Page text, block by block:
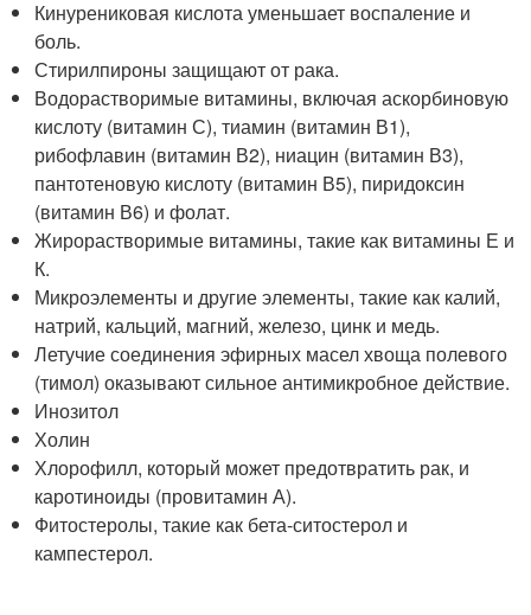
Кинурениковая кислота уменьшает воспаление и
боль.
Стирилпироны защищают от рака.
Водорастворимые витамины, включая аскорбиновую
кислоту (витамин С), тиамин (витамин В1),
рибофлавин (витамин В2), ниацин (витамин В3),
пантотеновую кислоту (витамин В5), пиридоксин
(витамин В6) и фолат.
Жирорастворимые витамины, такие как витамины Е и
К.
Микроэлементы и другие элементы, такие как калий,
натрий, кальций, магний, железо, цинк и медь.
Летучие соединения эфирных масел хвоща полевого
(тимол) оказывают сильное антимикробное действие.
Инозитол
Холин
Хлорофилл, который может предотвратить рак, и
каротиноиды (провитамин А).
Фитостеролы, такие как бета-ситостерол и
кампестерол.